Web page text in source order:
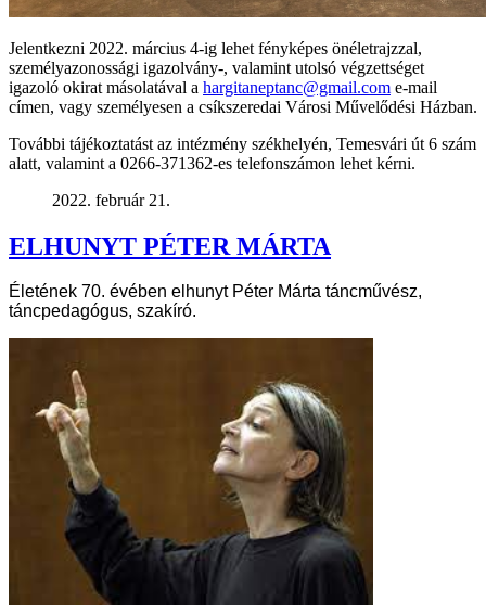
Jelentkezni 2022. március 4-ig lehet fényképes önéletrajzzal,
személyazonossági igazolvány-, valamint utolsó végzettséget
igazoló okirat másolatával a hargitaneptanc@gmail.com e-mail
címen, vagy személyesen a csíkszeredai Városi Művelődési Házban.
További tájékoztatást az intézmény székhelyén, Temesvári út 6 szám
alatt, valamint a 0266-371362-es telefonszámon lehet kérni.
2022. február 21.
ELHUNYT PÉTER MÁRTA
Életének 70. évében elhunyt Péter Márta táncművész,
táncpedagógus, szakíró.